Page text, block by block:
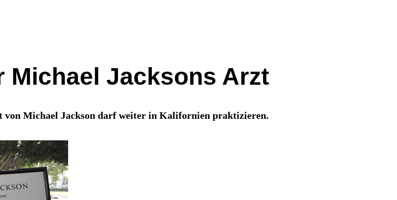
Jacksons Arzt
von Michael Jackson darf weiter in Kalifornien praktizieren.